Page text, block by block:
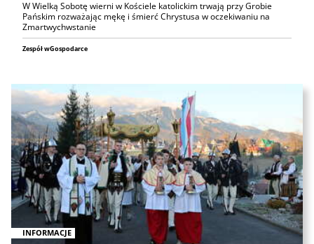
W Wielką Sobotę wierni w Kościele katolickim trwają przy Grobie
Pańskim rozważając mękę i śmierć Chrystusa w oczekiwaniu na
Zmartwychwstanie
Zespół wGospodarce
INFORMACJE